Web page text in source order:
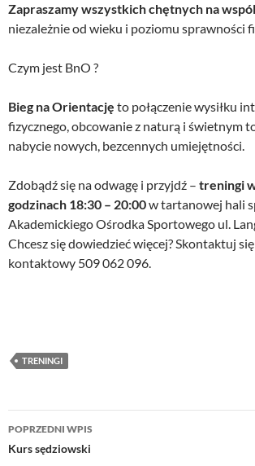
Zapraszamy wszystkich chętnych na
niezależnie od wieku i poziomu sprawności
Czym jest BnO ?
Bieg na Orientację to połączenie wysiłku
fizycznego, obcowanie z naturą i świetnym
nabycie nowych, bezcennych umiejętności.
Zdobądź się na odwagę i przyjdź – treningi
godzinach 18:30 – 20:00w tartanowej hali
Akademickiego Ośrodka Sportowego ul.
Chcesz się dowiedzieć więcej? Skontaktuj
kontaktowy 509 062 096.
TRENINGI
Nawigacja
wpisu
POPRZEDNI WPIS
Kurs sędziowski